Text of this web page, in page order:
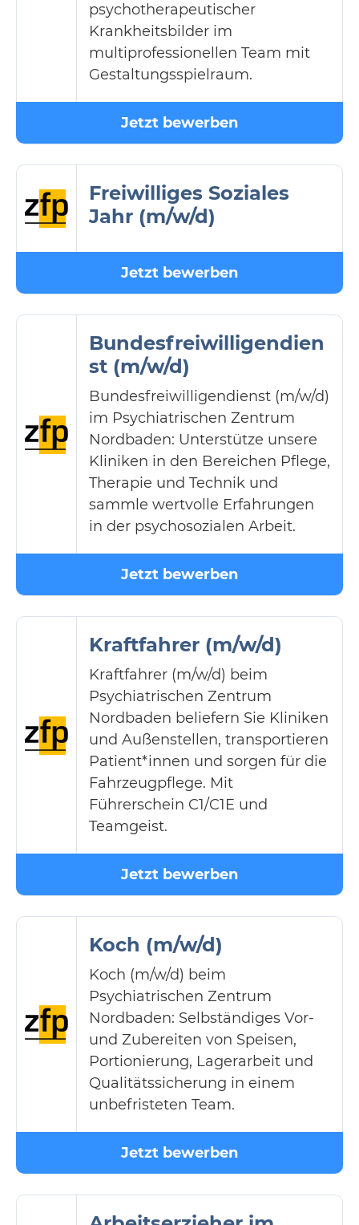
psychotherapeutischer
Krankheitsbilder im
multiprofessionellen Team mit
Gestaltungsspielraum.
Jetzt bewerben
Freiwilliges Soziales
Jahr (m/w/d)
Jetzt bewerben
Bundesfreiwilligendien
st (m/w/d)
Bundesfreiwilligendienst (m/w/d)
im Psychiatrischen Zentrum
Nordbaden: Unterstütze unsere
Kliniken in den Bereichen Pflege,
Therapie und Technik und
sammle wertvolle Erfahrungen
in der psychosozialen Arbeit.
Jetzt bewerben
Kraftfahrer (m/w/d)
Kraftfahrer (m/w/d) beim
Psychiatrischen Zentrum
Nordbaden beliefern Sie Kliniken
und Außenstellen, transportieren
Patient*innen und sorgen für die
Fahrzeugpflege. Mit
Führerschein C1/C1E und
Teamgeist.
Jetzt bewerben
Koch (m/w/d)
Koch (m/w/d) beim
Psychiatrischen Zentrum
Nordbaden: Selbständiges Vor-
und Zubereiten von Speisen,
Portionierung, Lagerarbeit und
Qualitätssicherung in einem
unbefristeten Team.
Jetzt bewerben